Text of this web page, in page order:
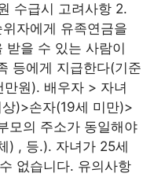
수급시 고려사항 2.
자에게 유족연금을
받을 수 있는 사람이
등에게 지급한다(기준
원). 배우자 > 자녀
)>손자(19세 미만)>
모의 주소가 동일해야
) , 등.). 자녀가 25세
없습니다. 유의사항